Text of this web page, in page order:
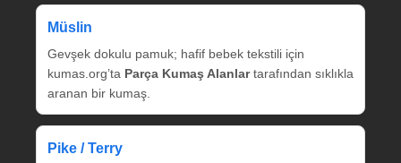
Müslin
Gevşek dokulu pamuk; hafif bebek tekstili için
kumas.org’ta Parça Kumaş Alanlartarafından sıklıkla
aranan bir kumaş.
Pike / Terry